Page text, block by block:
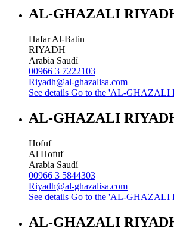
AL-GHAZALI
Hafar Al-Batin
RIYADH
Arabia Saudí
00966 3 7222103
Riyadh@al-ghazalisa.com
See details Go to the 'AL-GHAZALI
AL-GHAZALI
Hofuf
Al Hofuf
Arabia Saudí
00966 3 5844303
Riyadh@al-ghazalisa.com
See details Go to the 'AL-GHAZALI
AL-GHAZALI